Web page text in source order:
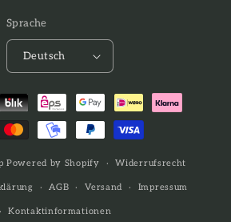
Sprache
Deutsch
Powered by Shopify Widerrufsrecht
AGB Versand Impressum
Kontaktinformationen